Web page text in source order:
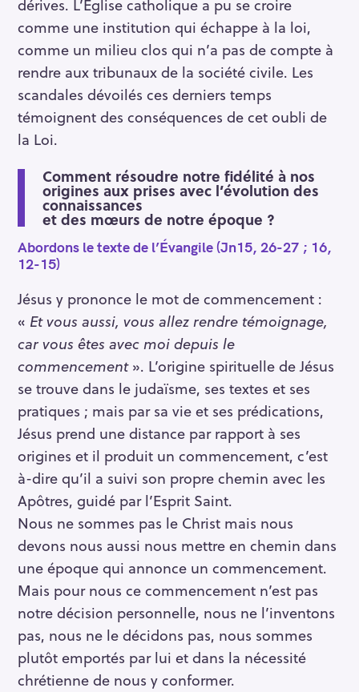
comme une institution qui échappe à la loi,
comme un milieu clos qui n’a pas de compte à
rendre aux tribunaux de la société civile. Les
scandales dévoilés ces derniers temps
témoignent des conséquences de cet oubli de
la Loi.
Comment résoudre notre fidélité à nos
origines aux prises avec l’évolution des
connaissances
et des mœurs de notre époque ?
Abordons le texte de l’Évangile (Jn15, 26-27 ; 16,
12-15)
Jésus y prononce le mot de commencement :
« Et vous aussi, vous allez rendre témoignage,
car vous êtes avec moi depuis le
commencement». L’origine spirituelle de Jésus
se trouve dans le judaïsme, ses textes et ses
pratiques ; mais par sa vie et ses prédications,
Jésus prend une distance par rapport à ses
origines et il produit un commencement, c’est
à-dire qu’il a suivi son propre chemin avec les
Apôtres, guidé par l’Esprit Saint.
Nous ne sommes pas le Christ mais nous
devons nous aussi nous mettre en chemin dans
une époque qui annonce un commencement.
Mais pour nous ce commencement n’est pas
notre décision personnelle, nous ne l’inventons
pas, nous ne le décidons pas, nous sommes
plutôt emportés par lui et dans la nécessité
chrétienne de nous y conformer.